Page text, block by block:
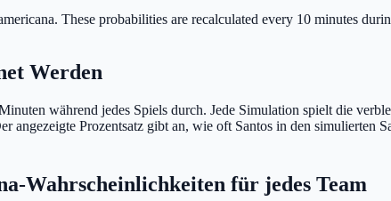
These probabilities are recalculated every 10 minutes
Werden
während jedes Spiels durch. Jede Simulation spielt die
angezeigte Prozentsatz gibt an, wie oft Santos in den simulierten
Wahrscheinlichkeiten für jedes Team